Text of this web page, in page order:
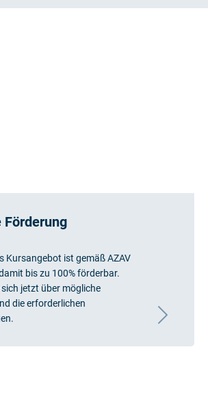
Förderung
Kursangebot ist gemäß AZAV
bis zu 100% förderbar.
jetzt über mögliche
die erforderlichen